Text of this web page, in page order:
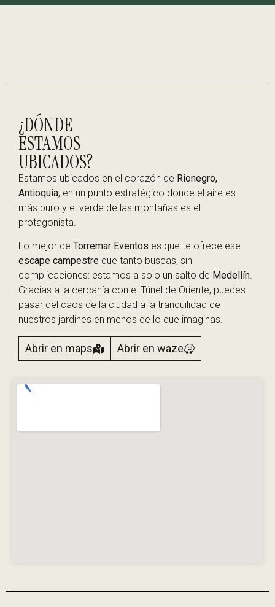
¿DÓNDE
ESTAMOS
UBICADOS?
Estamos ubicados en el corazón de Rionegro,
Antioquia, en un punto estratégico donde el aire es
más puro y el verde de las montañas es el
protagonista.
Lo mejor de Torremar Eventos es que te ofrece ese
escape campestre que tanto buscas, sin
complicaciones: estamos a solo un salto de Medellín.
Gracias a la cercanía con el Túnel de Oriente, puedes
pasar del caos de la ciudad a la tranquilidad de
nuestros jardines en menos de lo que imaginas.
Abrir en maps Abrir en waze